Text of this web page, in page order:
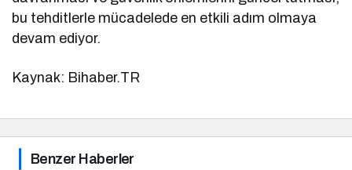
bu tehditlerle mücadelede en etkili adım olmaya
devam ediyor.
Kaynak: Bihaber.TR
Benzer Haberler